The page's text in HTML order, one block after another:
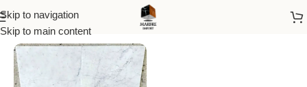
Skip to navigation
Skip to main content
Accueil/Marbre